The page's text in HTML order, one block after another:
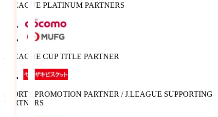
J.LEAGUE PLATINUM PARTNERS
J.LEAGUE CUP TITLE PARTNER
SPORTS PROMOTION PARTNER / J.LEAGUE SUPPORTING
PARTNERS